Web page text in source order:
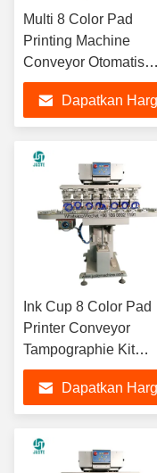
Multi 8 Color Pad
Printing Machine
Conveyor Otomatis
Otomatis Penutupan
Rotary Cap Pad
Untuk Measuri
Dapatkan
Ink Cup 8 Color Pad
Printer Conveyor
Tampographie Kit
Clipper Otomatis
Dipakai Mesin
Pad Dengan
Perlengkapan
Dapatkan